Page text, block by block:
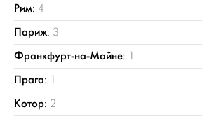
Рим: 4
Париж: 3
Франкфурт-на-Майне: 1
Прага: 1
Котор: 2